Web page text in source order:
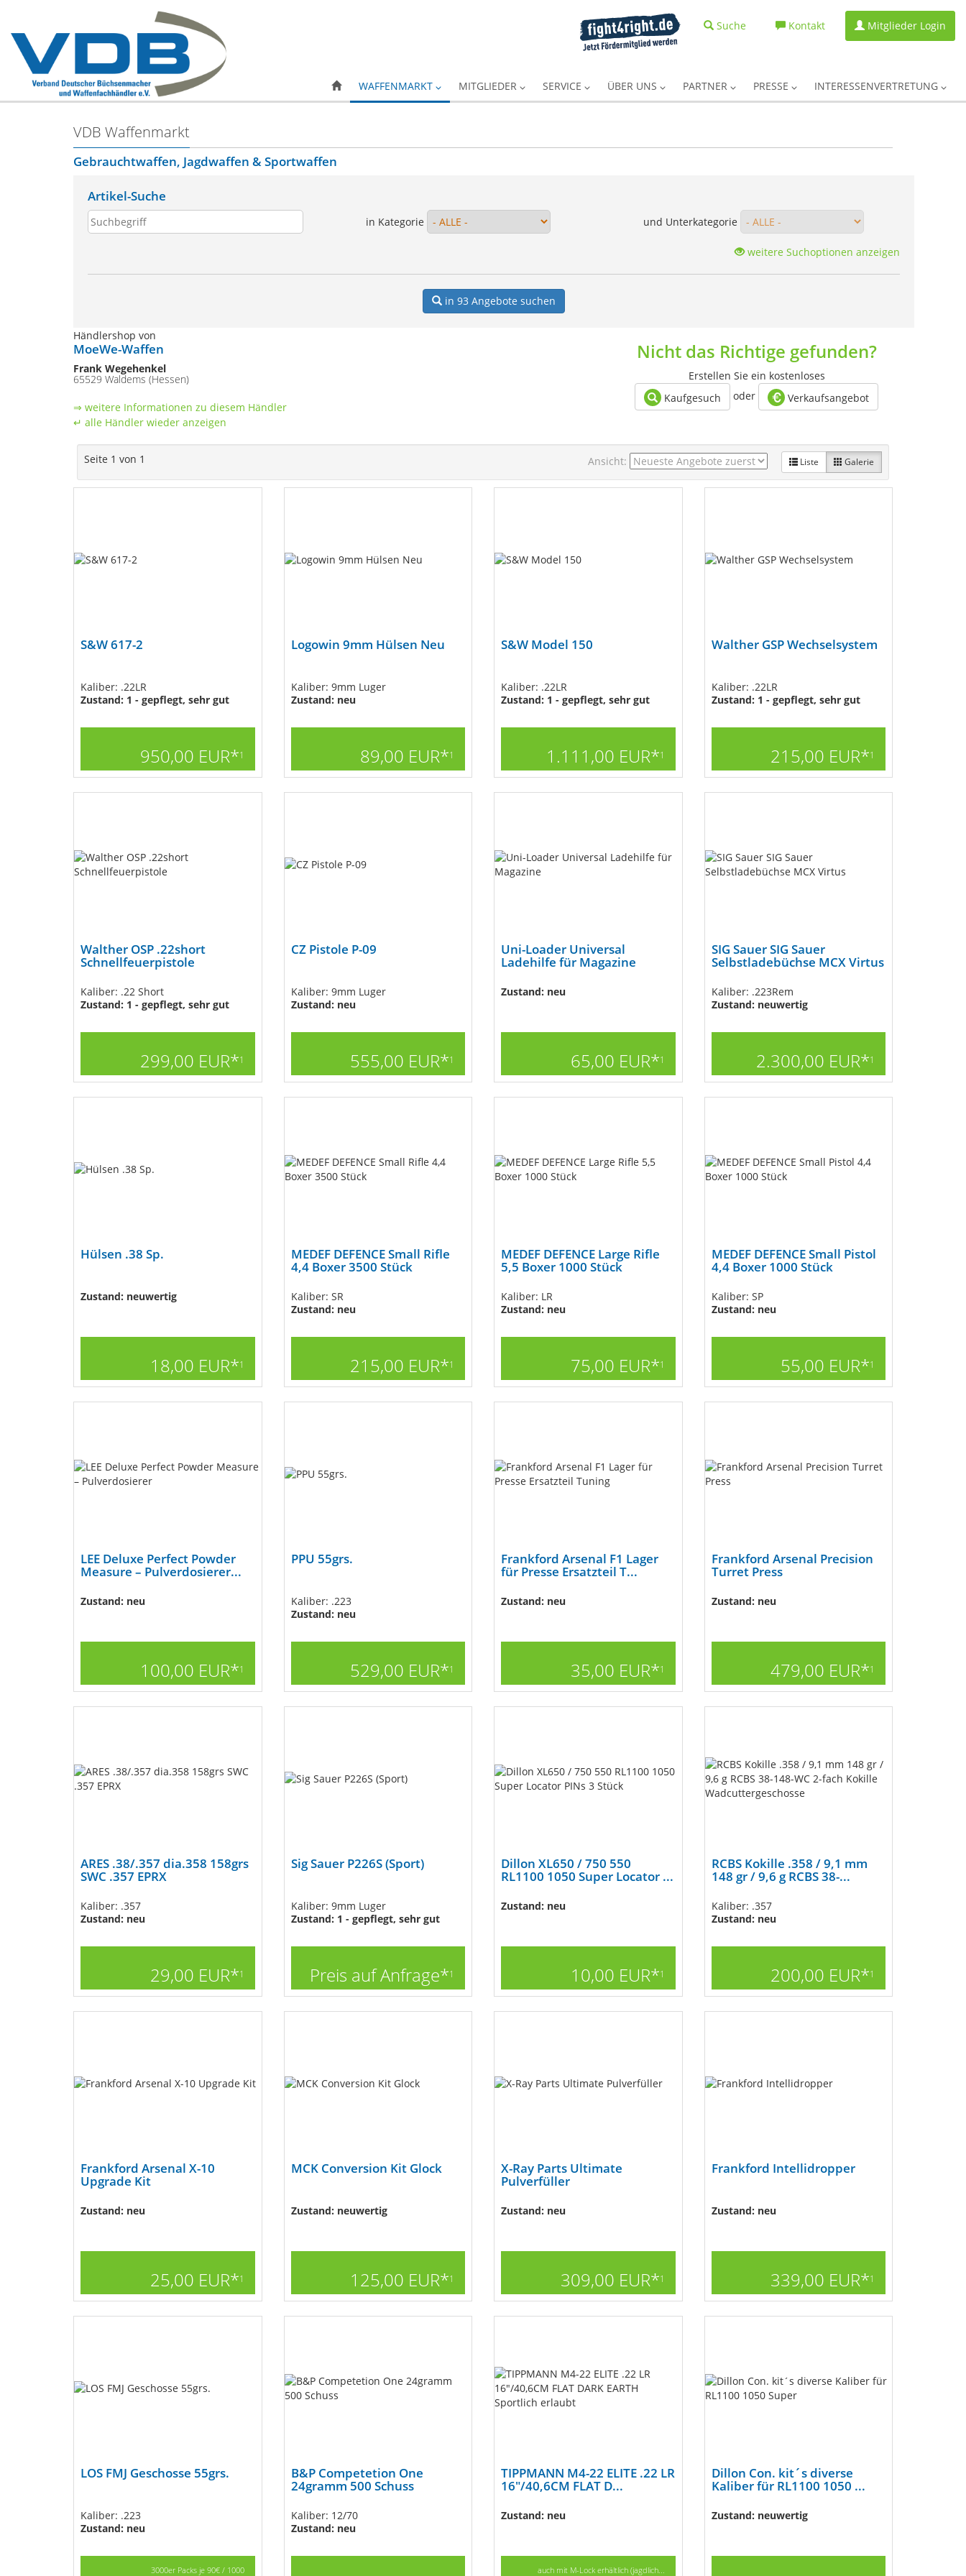
Suche Kontakt Mitglieder Login
WAFFENMARKT MITGLIEDER SERVICE ÜBER UNS PARTNER PRESSE INTERESSENVERTRETUNG
VDB Waffenmarkt
Gebrauchtwaffen, Jagdwaffen & Sportwaffen
Artikel-Suche
in Kategorie und Unterkategorie
weitere Suchoptionen anzeigen
in 93 Angebote suchen
Nicht das Richtige gefunden?
Erstellen Sie ein kostenloses
Kaufgesuch
oder Verkaufsangebot
Händlershop von
MoeWe-Waffen
Frank Wegehenkel
65529 Waldems (Hessen)
⇒ weitere Informationen zu diesem Händler
↵ alle Händler wieder anzeigen
Ansicht: Liste Galerie
Seite 1 von 1
S&W 617-2
Kaliber: .22LR
Zustand: 1 - gepflegt, sehr gut
950,00 EUR*1
Logowin 9mm Hülsen Neu
Kaliber: 9mm Luger
Zustand: neu
89,00 EUR*1
S&W Model 150
Kaliber: .22LR
Zustand: 1 - gepflegt, sehr gut
1.111,00 EUR*1
Walther GSP Wechselsystem
Kaliber: .22LR
Zustand: 1 - gepflegt, sehr gut
215,00 EUR*1
Walther OSP .22short
Schnellfeuerpistole
Kaliber: .22 Short
Zustand: 1 - gepflegt, sehr gut
299,00 EUR*1
CZ Pistole P-09
Kaliber: 9mm Luger
Zustand: neu
555,00 EUR*1
Uni-Loader Universal
Ladehilfe für Magazine
Zustand: neu
65,00 EUR*1
SIG Sauer SIG Sauer
Selbstladebüchse MCX Virtus
Kaliber: .223Rem
Zustand: neuwertig
2.300,00 EUR*1
Hülsen .38 Sp.
Zustand: neuwertig
18,00 EUR*1
MEDEF DEFENCE Small Rifle
4,4 Boxer 3500 Stück
Kaliber: SR
Zustand: neu
215,00 EUR*1
MEDEF DEFENCE Large Rifle
5,5 Boxer 1000 Stück
Kaliber: LR
Zustand: neu
75,00 EUR*1
MEDEF DEFENCE Small Pistol
4,4 Boxer 1000 Stück
Kaliber: SP
Zustand: neu
55,00 EUR*1
LEE Deluxe Perfect Powder
Measure – Pulverdosierer...
Zustand: neu
100,00 EUR*1
PPU 55grs.
Kaliber: .223
Zustand: neu
529,00 EUR*1
Frankford Arsenal F1 Lager
für Presse Ersatzteil T...
Zustand: neu
35,00 EUR*1
Frankford Arsenal Precision
Turret Press
Zustand: neu
479,00 EUR*1
ARES .38/.357 dia.358 158grs
SWC .357 EPRX
Kaliber: .357
Zustand: neu
29,00 EUR*1
Sig Sauer P226S (Sport)
Kaliber: 9mm Luger
Zustand: 1 - gepflegt, sehr gut
Preis auf Anfrage*1
Dillon XL650 / 750 550
RL1100 1050 Super Locator ...
Zustand: neu
10,00 EUR*1
RCBS Kokille .358 / 9,1 mm
148 gr / 9,6 g RCBS 38-...
Kaliber: .357
Zustand: neu
200,00 EUR*1
Frankford Arsenal X-10
Upgrade Kit
Zustand: neu
25,00 EUR*1
MCK Conversion Kit Glock
Zustand: neuwertig
125,00 EUR*1
X-Ray Parts Ultimate
Pulverfüller
Zustand: neu
309,00 EUR*1
Frankford Intellidropper
Zustand: neu
339,00 EUR*1
LOS FMJ Geschosse 55grs.
Kaliber: .223
Zustand: neu
3000er Packs je 90€ / 1000
B&P Competetion One
24gramm 500 Schuss
Kaliber: 12/70
Zustand: neu
TIPPMANN M4-22 ELITE .22 LR
16"/40,6CM FLAT D...
Zustand: neu
auch mit M-Lock erhältlich (jagdlich...
Dillon Con. kit´s diverse
Kaliber für RL1100 1050 ...
Zustand: neuwertig